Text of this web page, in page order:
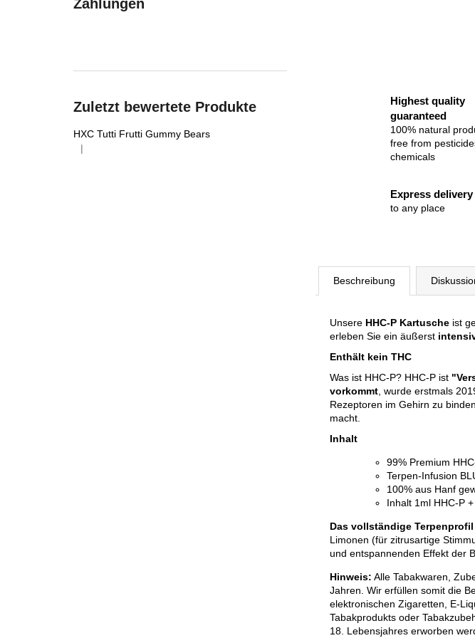
Zahlungen
Zuletzt bewertete Produkte
HXC Tutti Frutti Gummy Bears
Die Produktbewertung beträgt 5 von 5 Sternen.
|
Highest quality
guaranteed
100% natural
free from
chemicals
Express delivery
to any place
Beschreibung
Unsere HHC-P Kartusche ist
erleben Sie ein äußerst
Enthält kein THC
Was ist HHC-P? HHC-P ist
vorkommt , wurde erstmals
Rezeptoren im Gehirn zu
macht.
Inhalt
99% Premium
Terpen-Infusion
100% aus Hanf
Inhalt 1ml HHC-P
Das vollständige
Limonen (für zitrusartige
und entspannenden Effekt der
Hinweis: Alle Tabakwaren,
Jahren. Wir erfüllen somit die
elektronischen Zigaretten, E-
Tabakprodukts oder
18. Lebensjahres erworben